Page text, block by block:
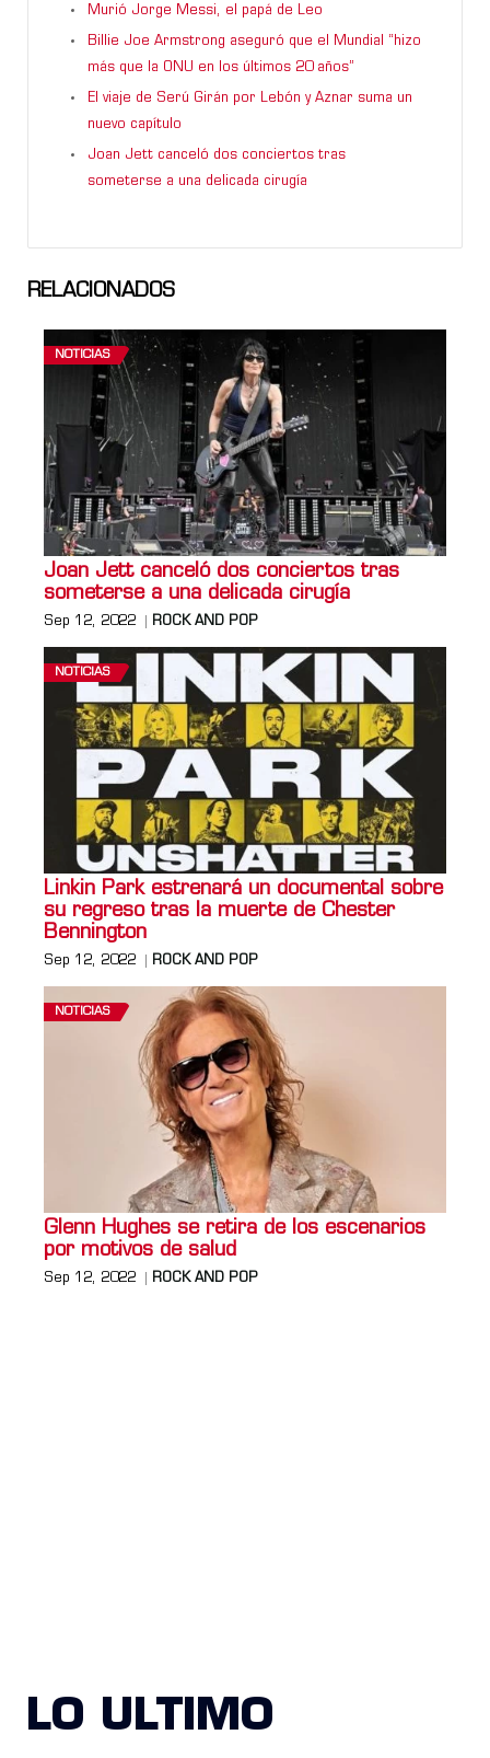
Murió Jorge Messi, el papá de Leo
Billie Joe Armstrong aseguró que el Mundial “hizo
más que la ONU en los últimos 20 años”
El viaje de Serú Girán por Lebón y Aznar suma un
nuevo capítulo
Joan Jett canceló dos conciertos tras
someterse a una delicada cirugía
RELACIONADOS
NOTICIAS
Joan Jett canceló dos conciertos tras
someterse a una delicada cirugía
Sep 12, 2022 ROCK AND POP
NOTICIAS
Linkin Park estrenará un documental sobre
su regreso tras la muerte de Chester
Bennington
Sep 12, 2022 ROCK AND POP
NOTICIAS
Glenn Hughes se retira de los escenarios
por motivos de salud
Sep 12, 2022 ROCK AND POP
LO ULTIMO